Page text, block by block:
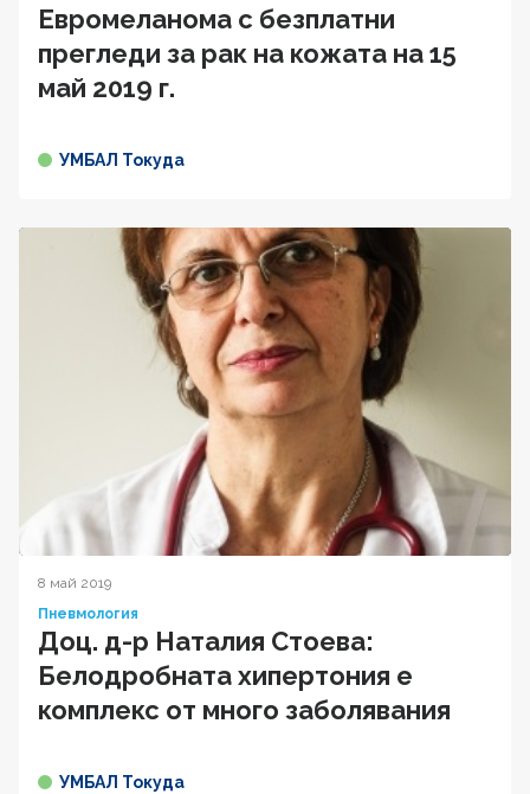
Евромеланома с безплатни
прегледи за рак на кожата на 15
май 2019 г.
УМБАЛ Токуда
8 май 2019
Пневмология
Доц. д-р Наталия Стоева:
Белодробната хипертония е
комплекс от много заболявания
УМБАЛ Токуда